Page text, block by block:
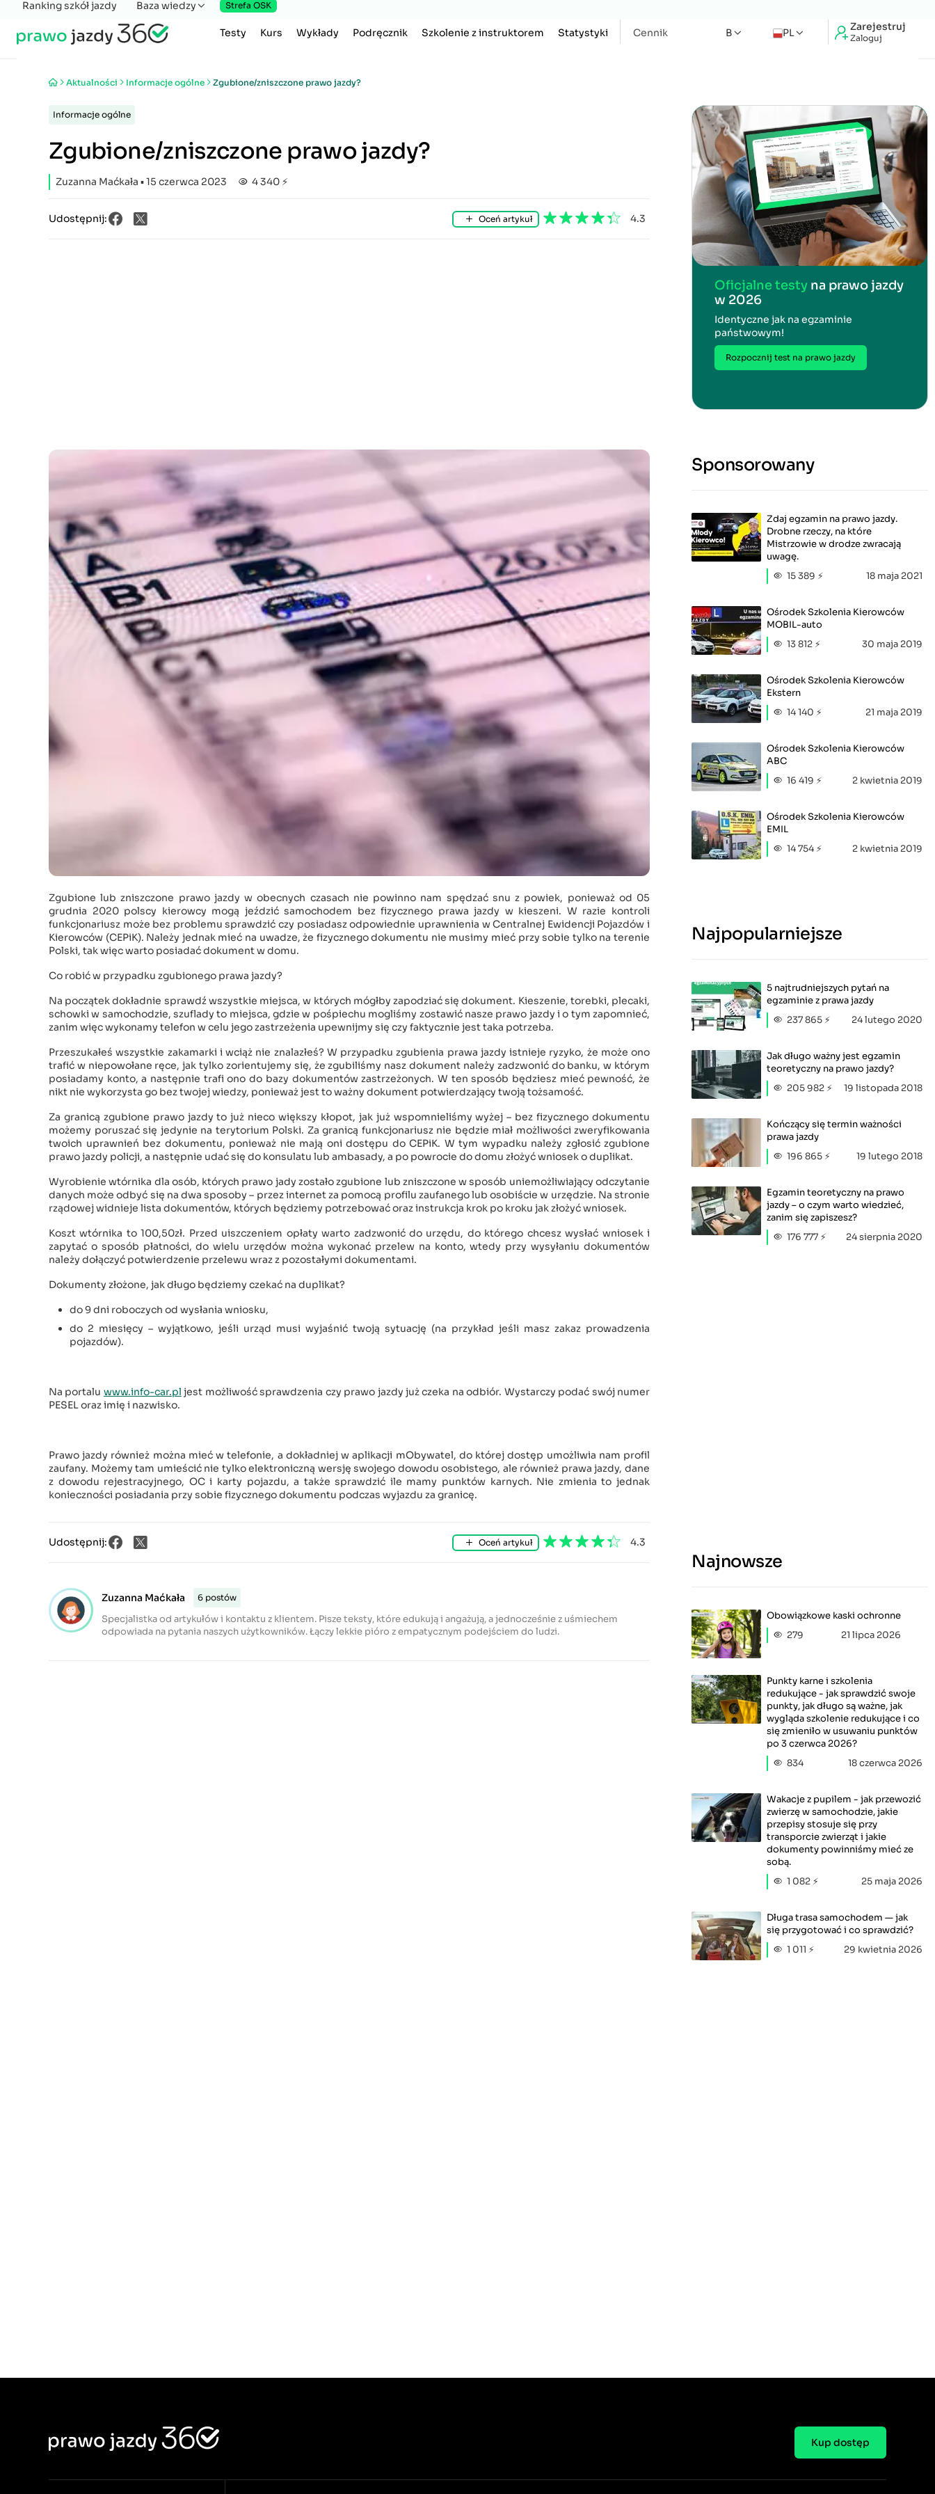
Zarejestruj
Zaloguj
PL
Testy Kurs Wykłady Podręcznik Szkolenie z instruktorem Statystyki Cennik B
Ranking szkół jazdy Baza wiedzy Strefa OSK
Aktualności Informacje ogólne Zgubione/zniszczone prawo jazdy?
Informacje ogólne
Zgubione/zniszczone prawo jazdy?
Zuzanna Maćkała ▪ 15 czerwca 2023 4 340 ⚡
Udostępnij: Oceń artykuł 4.3
Zgubione lub zniszczone prawo jazdy w obecnych czasach nie powinno nam spędzać snu z powiek, ponieważ od 05
grudnia 2020 polscy kierowcy mogą jeździć samochodem bez fizycznego prawa jazdy w kieszeni. W razie kontroli
funkcjonariusz może bez problemu sprawdzić czy posiadasz odpowiednie uprawnienia w Centralnej Ewidencji Pojazdów i
Kierowców (CEPiK). Należy jednak mieć na uwadze, że fizycznego dokumentu nie musimy mieć przy sobie tylko na terenie
Polski, tak więc warto posiadać dokument w domu.
Co robić w przypadku zgubionego prawa jazdy?
Na początek dokładnie sprawdź wszystkie miejsca, w których mógłby zapodziać się dokument. Kieszenie, torebki, plecaki,
schowki w samochodzie, szuflady to miejsca, gdzie w pośpiechu mogliśmy zostawić nasze prawo jazdy i o tym zapomnieć,
zanim więc wykonamy telefon w celu jego zastrzeżenia upewnijmy się czy faktycznie jest taka potrzeba.
Przeszukałeś wszystkie zakamarki i wciąż nie znalazłeś? W przypadku zgubienia prawa jazdy istnieje ryzyko, że może ono
trafić w niepowołane ręce, jak tylko zorientujemy się, że zgubiliśmy nasz dokument należy zadzwonić do banku, w którym
posiadamy konto, a następnie trafi ono do bazy dokumentów zastrzeżonych. W ten sposób będziesz mieć pewność, że
nikt nie wykorzysta go bez twojej wiedzy, ponieważ jest to ważny dokument potwierdzający twoją tożsamość.
Za granicą zgubione prawo jazdy to już nieco większy kłopot, jak już wspomnieliśmy wyżej – bez fizycznego dokumentu
możemy poruszać się jedynie na terytorium Polski. Za granicą funkcjonariusz nie będzie miał możliwości zweryfikowania
twoich uprawnień bez dokumentu, ponieważ nie mają oni dostępu do CEPiK. W tym wypadku należy zgłosić zgubione
prawo jazdy policji, a następnie udać się do konsulatu lub ambasady, a po powrocie do domu złożyć wniosek o duplikat.
Wyrobienie wtórnika dla osób, których prawo jady zostało zgubione lub zniszczone w sposób uniemożliwiający odczytanie
danych może odbyć się na dwa sposoby – przez internet za pomocą profilu zaufanego lub osobiście w urzędzie. Na stronie
rządowej widnieje lista dokumentów, których będziemy potrzebować oraz instrukcja krok po kroku jak złożyć wniosek.
Koszt wtórnika to 100,50zł. Przed uiszczeniem opłaty warto zadzwonić do urzędu, do którego chcesz wysłać wniosek i
zapytać o sposób płatności, do wielu urzędów można wykonać przelew na konto, wtedy przy wysyłaniu dokumentów
należy dołączyć potwierdzenie przelewu wraz z pozostałymi dokumentami.
Dokumenty złożone, jak długo będziemy czekać na duplikat?
do 9 dni roboczych od wysłania wniosku,
do 2 miesięcy – wyjątkowo, jeśli urząd musi wyjaśnić twoją sytuację (na przykład jeśli masz zakaz prowadzenia
pojazdów).
Na portalu www.info-car.pl jest możliwość sprawdzenia czy prawo jazdy już czeka na odbiór. Wystarczy podać swój numer
PESEL oraz imię i nazwisko.
Prawo jazdy również można mieć w telefonie, a dokładniej w aplikacji mObywatel, do której dostęp umożliwia nam profil
zaufany. Możemy tam umieścić nie tylko elektroniczną wersję swojego dowodu osobistego, ale również prawa jazdy, dane
z dowodu rejestracyjnego, OC i karty pojazdu, a także sprawdzić ile mamy punktów karnych. Nie zmienia to jednak
konieczności posiadania przy sobie fizycznego dokumentu podczas wyjazdu za granicę.
Udostępnij: Oceń artykuł 4.3
Zuzanna Maćkała 6 postów
Specjalistka od artykułów i kontaktu z klientem. Pisze teksty, które edukują i angażują, a jednocześnie z uśmiechem
odpowiada na pytania naszych użytkowników. Łączy lekkie pióro z empatycznym podejściem do ludzi.
Oficjalne testy na prawo jazdy
w 2026
Identyczne jak na egzaminie
państwowym!
Rozpocznij test na prawo jazdy
Sponsorowany
Zdaj egzamin na prawo jazdy.
Drobne rzeczy, na które
Mistrzowie w drodze zwracają
uwagę.
15 389 ⚡
18 maja 2021
Ośrodek Szkolenia Kierowców
MOBIL-auto
13 812 ⚡
30 maja 2019
Ośrodek Szkolenia Kierowców
Ekstern
14 140 ⚡
21 maja 2019
Ośrodek Szkolenia Kierowców
ABC
16 419 ⚡
2 kwietnia 2019
Ośrodek Szkolenia Kierowców
EMIL
14 754 ⚡
2 kwietnia 2019
Najpopularniejsze
5 najtrudniejszych pytań na
egzaminie z prawa jazdy
237 865 ⚡
24 lutego 2020
Jak długo ważny jest egzamin
teoretyczny na prawo jazdy?
205 982 ⚡
19 listopada 2018
Kończący się termin ważności
prawa jazdy
196 865 ⚡
19 lutego 2018
Egzamin teoretyczny na prawo
jazdy – o czym warto wiedzieć,
zanim się zapiszesz?
176 777 ⚡
24 sierpnia 2020
Najnowsze
Obowiązkowe kaski ochronne
279
21 lipca 2026
Punkty karne i szkolenia
redukujące - jak sprawdzić swoje
punkty, jak długo są ważne, jak
wygląda szkolenie redukujące i co
się zmieniło w usuwaniu punktów
po 3 czerwca 2026?
834
18 czerwca 2026
Wakacje z pupilem - jak przewozić
zwierzę w samochodzie, jakie
przepisy stosuje się przy
transporcie zwierząt i jakie
dokumenty powinniśmy mieć ze
sobą.
1 082 ⚡
25 maja 2026
Długa trasa samochodem — jak
się przygotować i co sprawdzić?
1 011 ⚡
29 kwietnia 2026
Kup dostęp